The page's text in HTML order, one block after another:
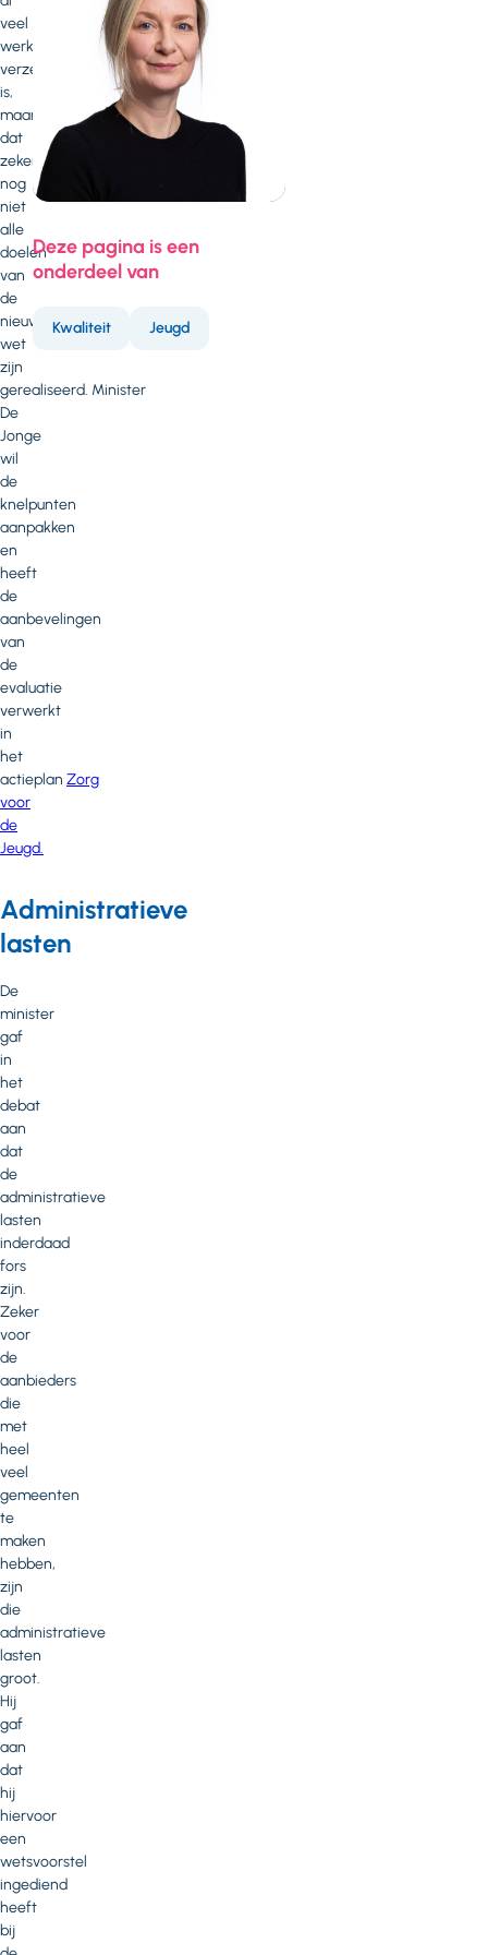
veel
werk
verzet
is,
maar
dat
zeker
nog
niet
alle
doelen
van
de
nieuwe
wet
zijn
gerealiseerd. Minister
De
Jonge
wil
de
knelpunten
aanpakken
en
heeft
de
aanbevelingen
van
de
evaluatie
verwerkt
in
het
actieplan Zorg
voor
de
Jeugd.
Administratieve
lasten
De
minister
gaf
in
het
debat
aan
dat
de
administratieve
lasten
inderdaad
fors
zijn.
Zeker
voor
de
aanbieders
die
met
heel
veel
gemeenten
te
maken
hebben,
zijn
die
administratieve
lasten
groot.
Hij
gaf
aan
dat
hij
hiervoor
een
wetsvoorstel
ingediend
heeft
bij
Deze pagina is een
onderdeel van
Kwaliteit Jeugd